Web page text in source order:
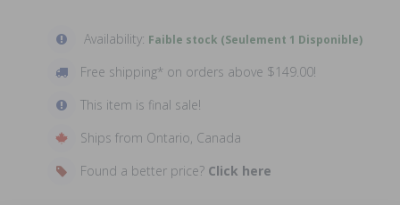
Availability: Faible stock (Seulement 1 Disponible)
Free shipping* on orders above $149.00!
This item is final sale!
Ships from Ontario, Canada
Found a better price? Click here